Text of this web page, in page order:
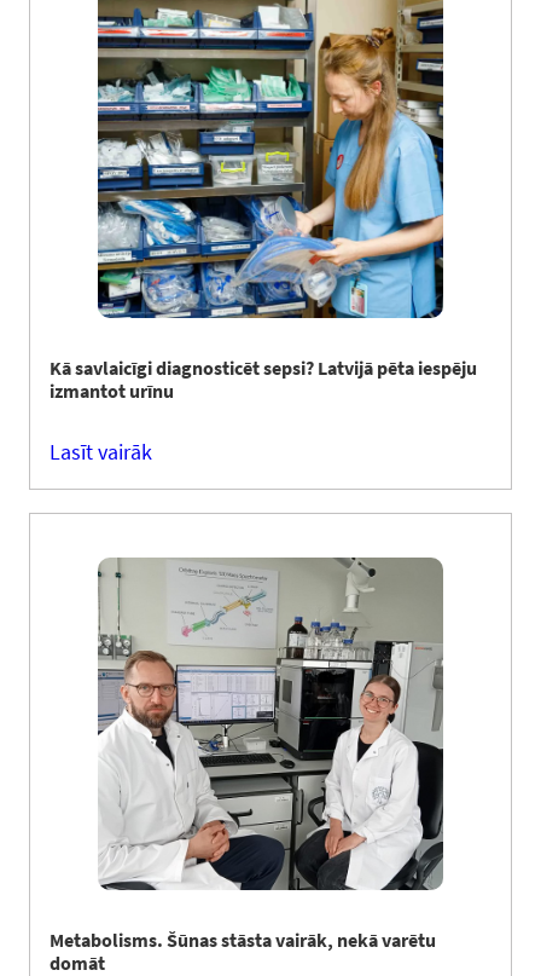
Kā savlaicīgi diagnosticēt sepsi? Latvijā pēta iespēju
izmantot urīnu
Lasīt vairāk
Metabolisms. Šūnas stāsta vairāk, nekā varētu
domāt